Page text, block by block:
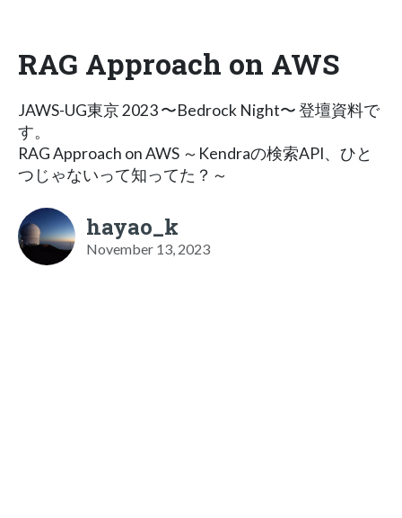
RAG Approach on AWS
JAWS-UG東京 2023 〜Bedrock Night〜 登壇資料で
す。
RAG Approach on AWS ～Kendraの検索API、ひと
つじゃないって知ってた？～
hayao_k
November 13, 2023